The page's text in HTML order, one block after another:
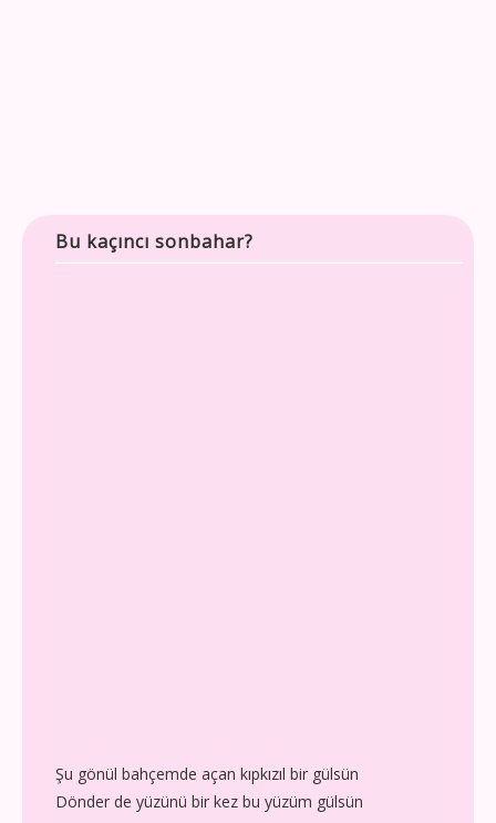
Bu kaçıncı sonbahar?
Şu gönül bahçemde açan kıpkızıl bir gülsün
Dönder de yüzünü bir kez bu yüzüm gülsün